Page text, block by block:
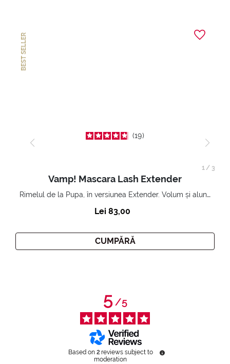
BEST SELLER
19
Vamp! Mascara Lash Extender
Rimelul de la Pupa, în versiunea Extender. Volum și alungire 3D. Gene amplificate și ridicate la infinit.
Lei 83,00
CUMPĂRĂ
1/ 3
5/5
Based on 2 reviews subject to
moderation